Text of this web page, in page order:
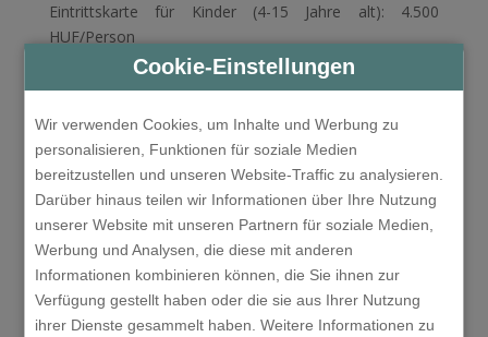
Cookie-Einstellungen
Wir verwenden Cookies, um Inhalte und Werbung zu
personalisieren, Funktionen für soziale Medien
bereitzustellen und unseren Website-Traffic zu analysieren.
Darüber hinaus teilen wir Informationen über Ihre Nutzung
unserer Website mit unseren Partnern für soziale Medien,
Werbung und Analysen, die diese mit anderen
Informationen kombinieren können, die Sie ihnen zur
Verfügung gestellt haben oder die sie aus Ihrer Nutzung
ihrer Dienste gesammelt haben. Weitere Informationen zu
Eintrittskarte für Kinder (4-15 Jahre alt): 4.500
HUF/Person
Kostprobezeiten:Montag bis Samstag um 10.00 und
Öffnungszeiten)
Unsere Rezeption vereinbart Ihnen die gewählte Zeit.
*Die Konditorei können Sie mit dem Auto in 5 Minuten
von unserem Hotel erreichen, die Anreise erfolgt
individuell oder erkundigen nach unserem Taxiangebot.
Um den Service zu buchen, klicken Sie auf die
Schaltfläche unten, geben Sie das Datum und die